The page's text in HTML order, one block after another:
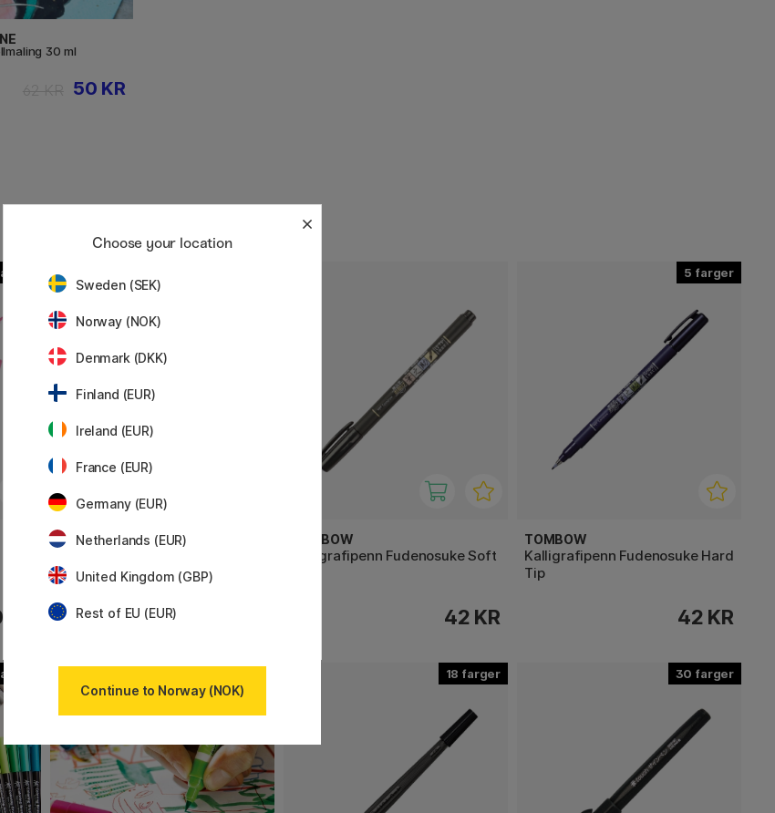
30 ml
50 KR
ZIG KURETAKE
139 KR
TOMBOW
Kalligrafipenn Fudenosuke Soft
42 KR
5
TOMBOW
Kalligrafipenn Fudenosuke Hard
Tip
42 KR
18 30
Choose your location
Sweden (SEK)
Norway (NOK)
Denmark (DKK)
Finland (EUR)
Ireland (EUR)
France (EUR)
Germany (EUR)
Netherlands (EUR)
United Kingdom (GBP)
Rest of EU (EUR)
Continue to Norway (NOK)